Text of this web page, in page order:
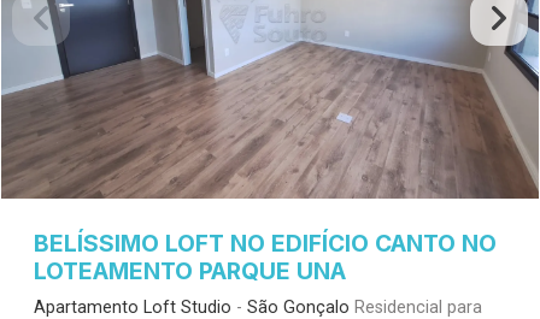
BELÍSSIMO LOFT NO EDIFÍCIO CANTO NO
LOTEAMENTO PARQUE UNA
Apartamento Loft Studio - São Gonçalo Residencial para